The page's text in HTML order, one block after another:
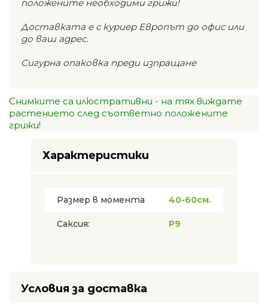
положените необходими грижи!
Доставката е с куриер Европът до офис или
до ваш адрес.
Сигурна опаковка преди изпращане
Снимките са илюстративни - на тях виждате
растението след съответно положените
грижи!
Характеристики
Размер в момента 40-60см.
Саксия: P9
Условия за доставка